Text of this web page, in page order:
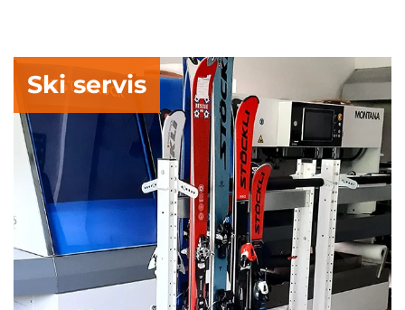
Ski servis